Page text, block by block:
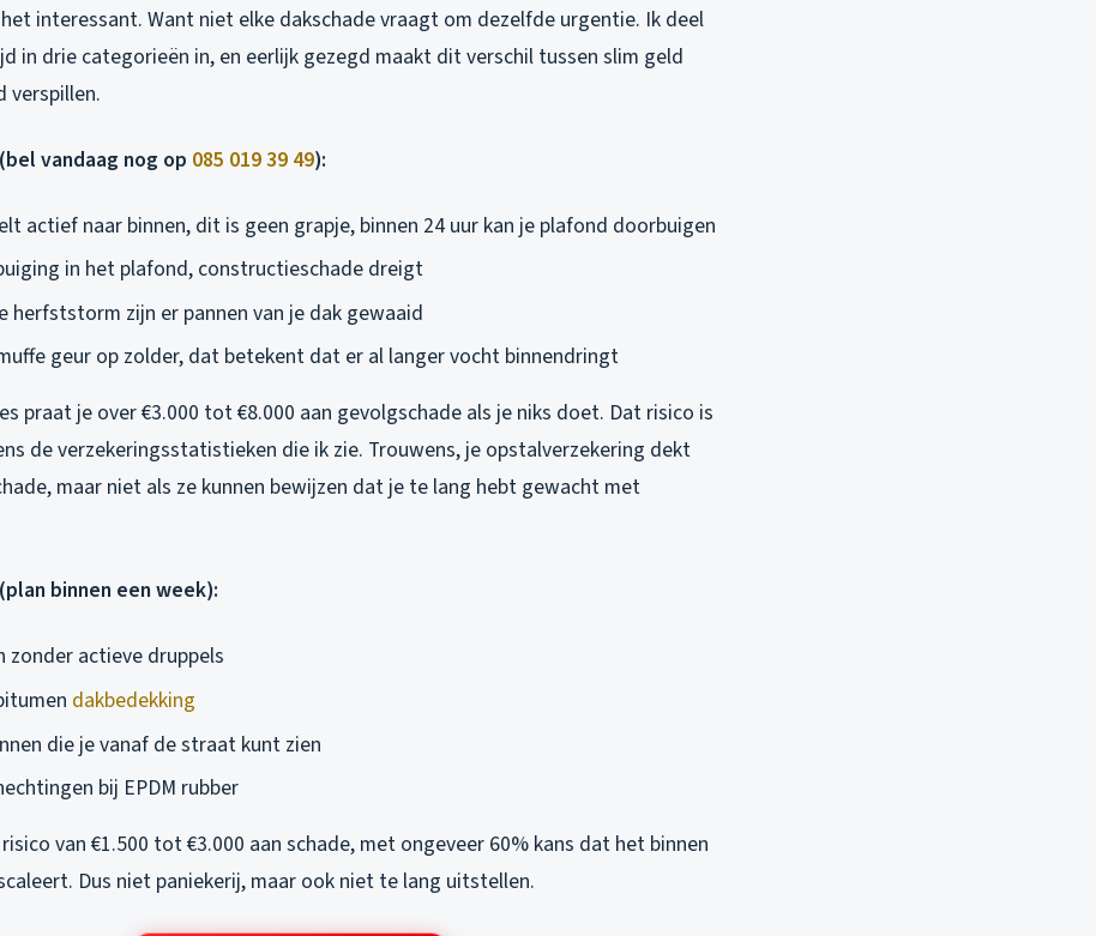
interessant. Want niet elke dakschade vraagt om dezelfde urgentie. Ik deel
in drie categorieën in, en eerlijk gezegd maakt dit verschil tussen slim geld
verspillen.
vandaag nog op 085 019 39 49):
actief naar binnen, dit is geen grapje, binnen 24 uur kan je plafond doorbuigen
in het plafond, constructieschade dreigt
herfststorm zijn er pannen van je dak gewaaid
geur op zolder, dat betekent dat er al langer vocht binnendringt
praat je over €3.000 tot €8.000 aan gevolgschade als je niks doet. Dat risico is
de verzekeringsstatistieken die ik zie. Trouwens, je opstalverzekering dekt
maar niet als ze kunnen bewijzen dat je te lang hebt gewacht met
binnen een week):
zonder actieve druppels
dakbedekking
die je vanaf de straat kunt zien
bij EPDM rubber
van €1.500 tot €3.000 aan schade, met ongeveer 60% kans dat het binnen
Dus niet paniekerij, maar ook niet te lang uitstellen.